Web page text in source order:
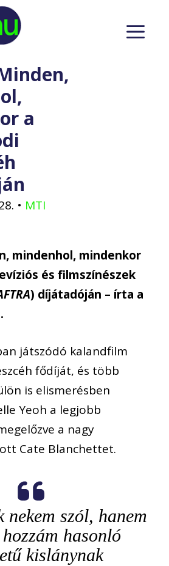
a
• MTI
mindenhol, mindenkor
és filmszínészek
) díjátadóján – írta a
játszódó kalandfilm
fődíját, és több
is elismerésben
Yeoh a legjobb
a nagy
Cate Blanchettet.
nekem szól, hanem
hasonló
kislánynak